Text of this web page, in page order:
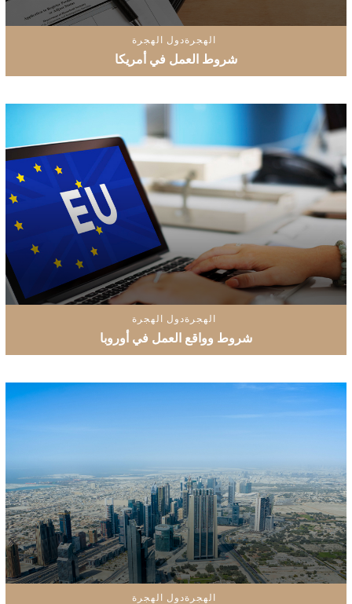
الهجرةدول الهجرة
شروط العمل في أمريكا
الهجرةدول الهجرة
شروط وواقع العمل في أوروبا
الهجرةدول الهجرة